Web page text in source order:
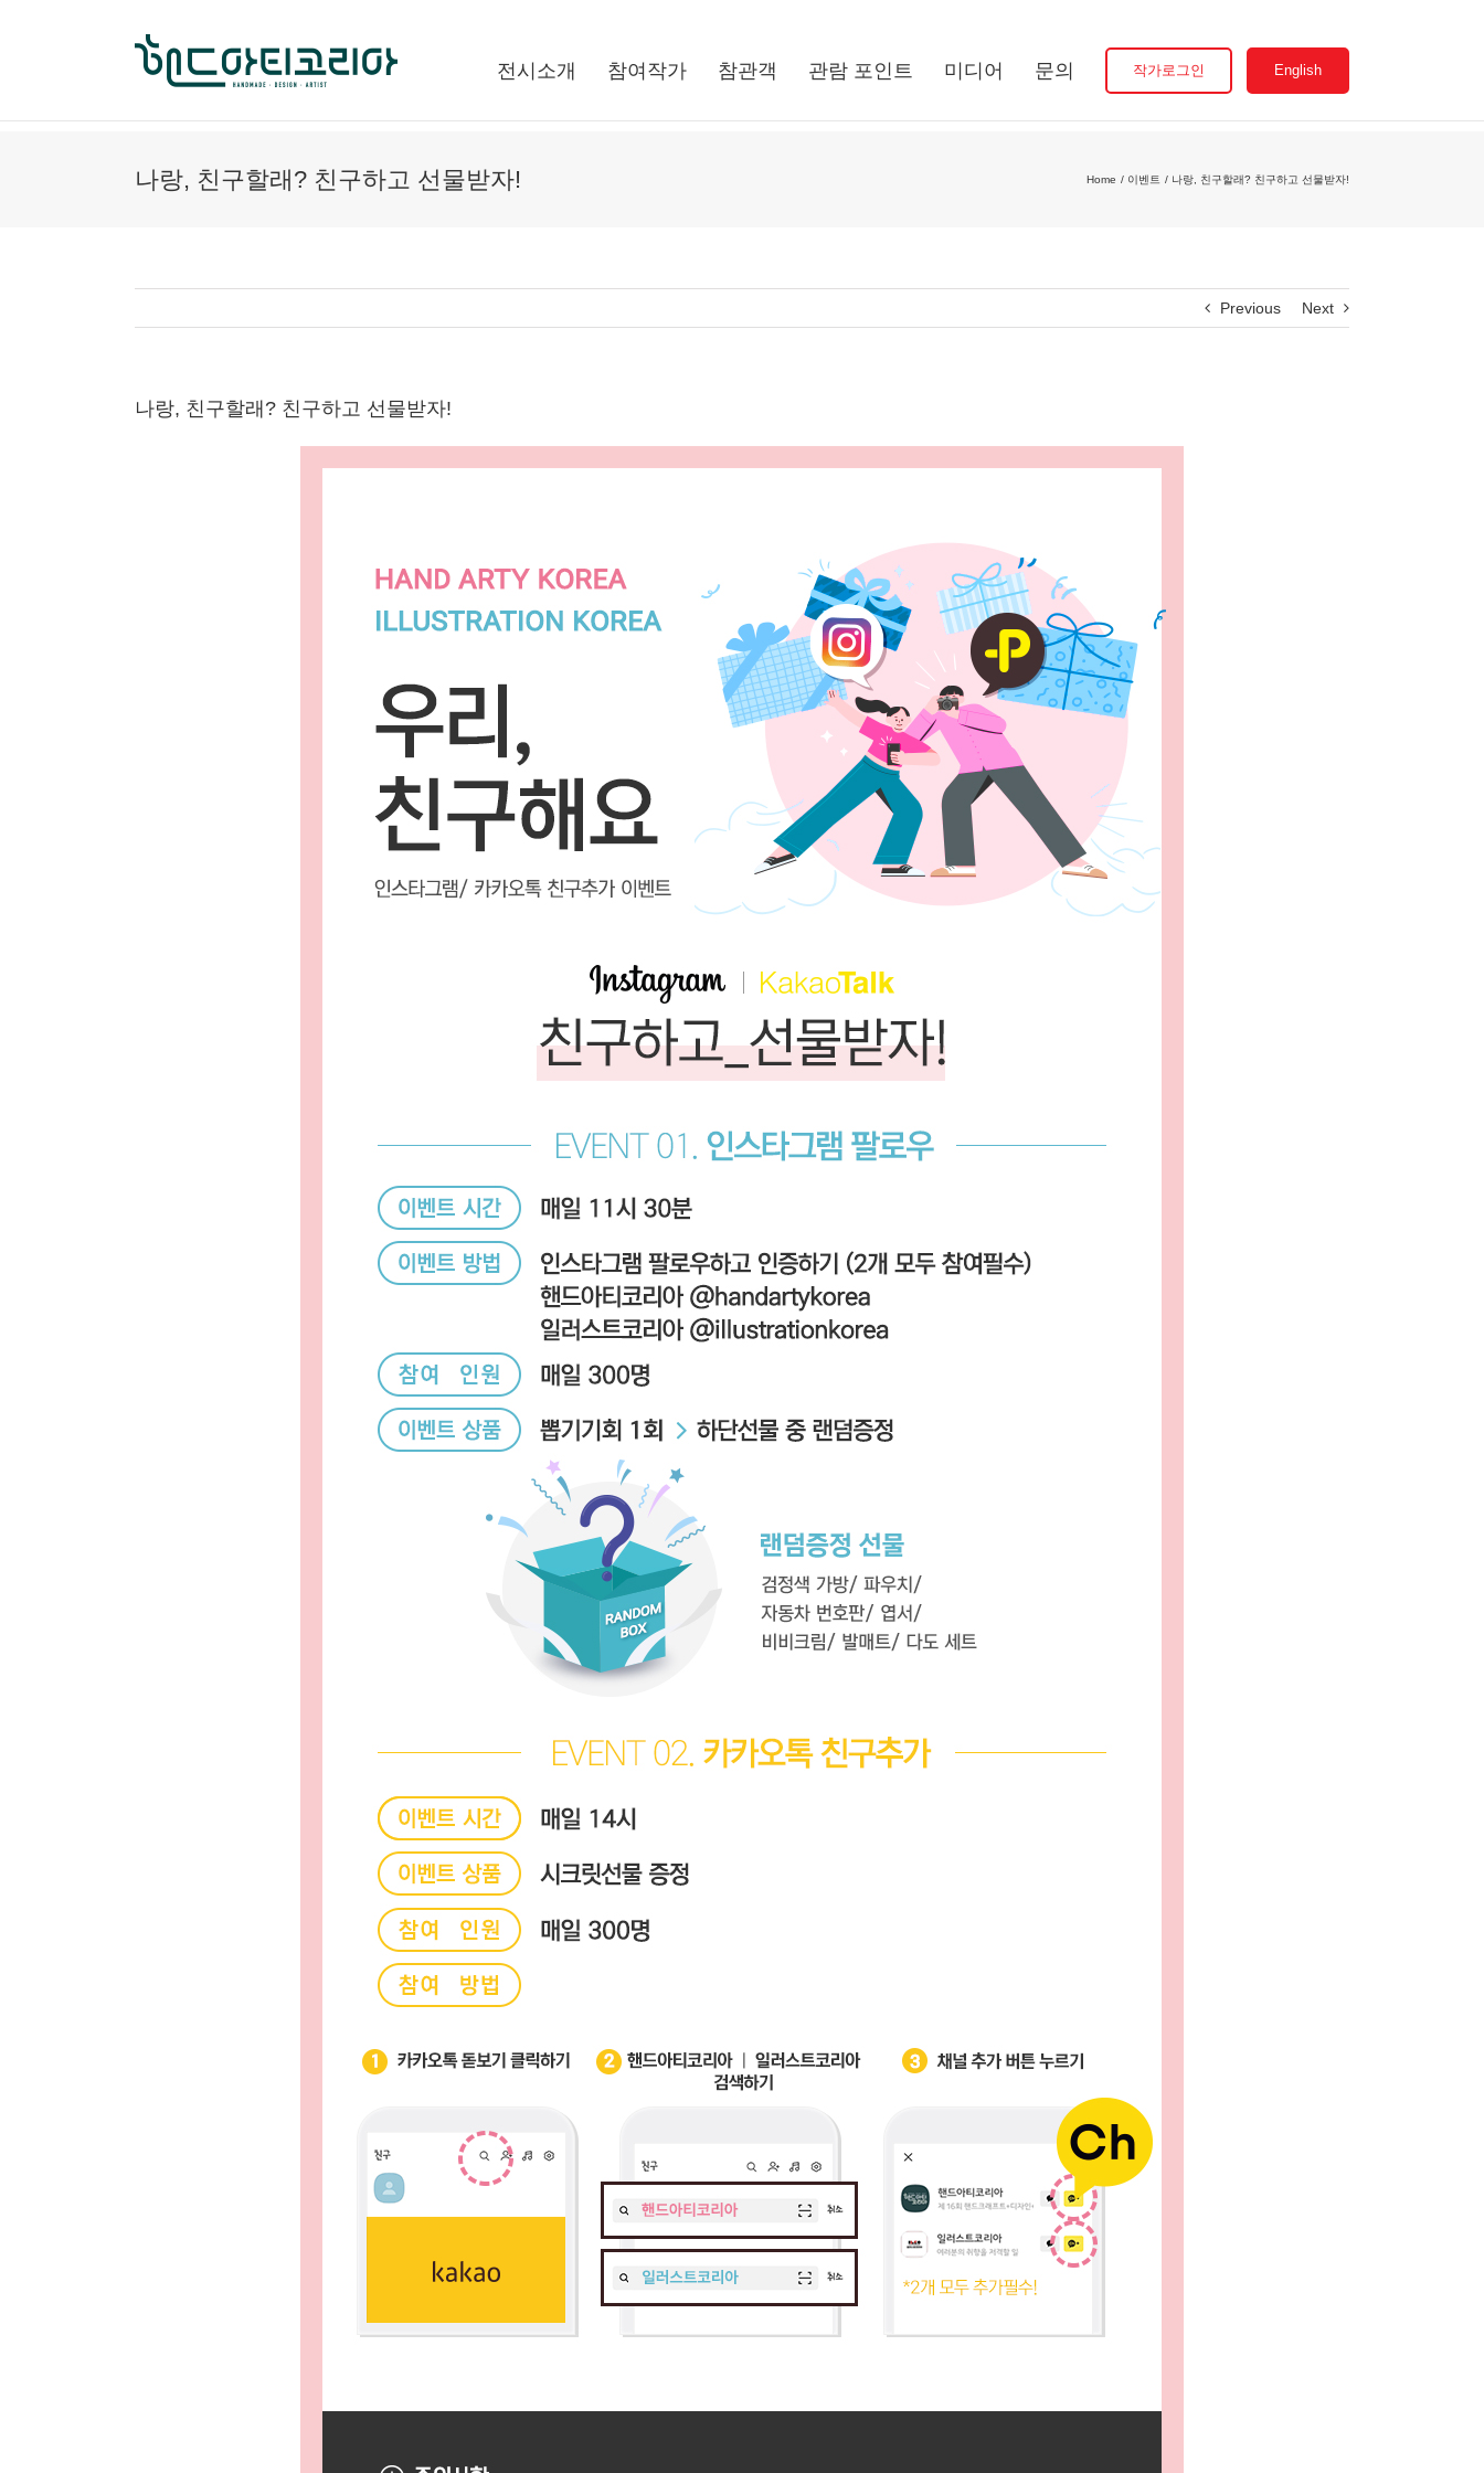
전시소개 참여작가 참관객 관람 포인트 미디어 문의 작가로그인 English
나랑, 친구할래? 친구하고 선물받자! Home 이벤트 나랑, 친구할래? 친구하고 선물받자!
Previous Next
나랑, 친구할래? 친구하고 선물받자!